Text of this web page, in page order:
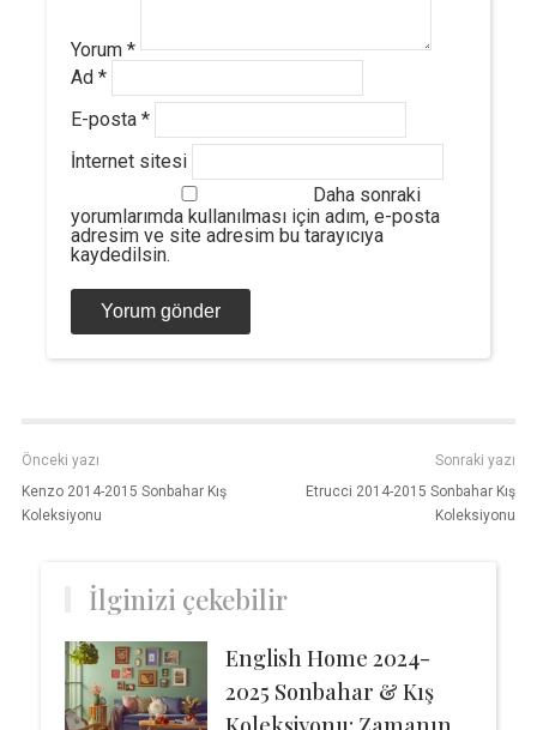
Yorum *
Ad *
E-posta *
İnternet sitesi
Daha sonraki
yorumlarımda kullanılması için adım, e-posta
adresim ve site adresim bu tarayıcıya
kaydedilsin.
Önceki yazı
Kenzo 2014-2015 Sonbahar Kış
Koleksiyonu
Sonraki yazı
Etrucci 2014-2015 Sonbahar Kış
Koleksiyonu
İlginizi çekebilir
English Home 2024-
2025 Sonbahar & Kış